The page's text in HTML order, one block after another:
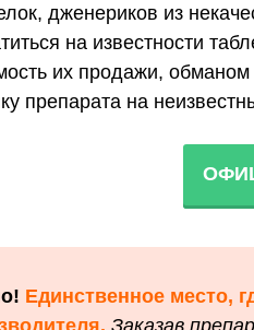
дженериков из
на известности
их продажи,
препарата на
Единственное место,
Заказав